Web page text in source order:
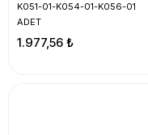
K051-01-K054-01-K056-01
ADET
1.977,56 ₺